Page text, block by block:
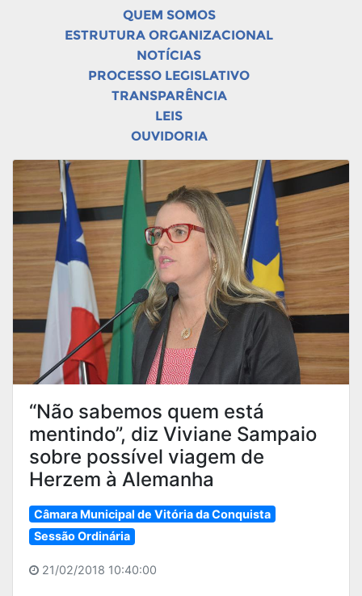
QUEM SOMOS
ESTRUTURA ORGANIZACIONAL
NOTÍCIAS
PROCESSO LEGISLATIVO
TRANSPARÊNCIA
LEIS
OUVIDORIA
“Não sabemos quem está
mentindo”, diz Viviane Sampaio
sobre possível viagem de
Herzem à Alemanha
Câmara Municipal de Vitória da Conquista
Sessão Ordinária
21/02/2018 10:40:00